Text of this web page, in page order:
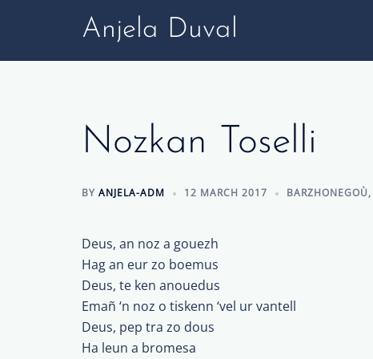
Anjela Duval
Nozkan Toselli
BY ANJELA-ADM 12 MARCH 2017 BARZHONEGOÙ,
Deus, an noz a gouezh
Hag an eur zo boemus
Deus, te ken anouedus
Emañ ‘n noz o tiskenn ‘vel ur vantell
Deus, pep tra zo dous
Ha leun a bromesa